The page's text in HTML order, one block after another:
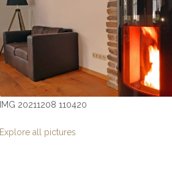
IMG 20211208 110420
Explore all pictures